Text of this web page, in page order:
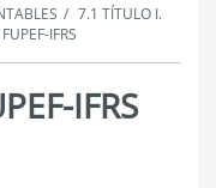
7.1 TÍTULO I.
IFRS
IFRS